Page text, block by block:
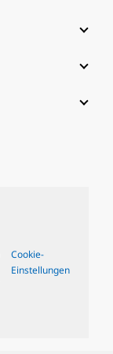
Cookie-
Einstellungen